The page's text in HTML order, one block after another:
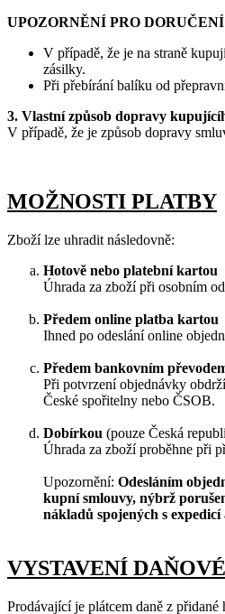
UPOZORNĚNÍ PRO
V případě, že je na straně
zásilky.
Při přebírání balíku od
3. Vlastní způsob dopravy
V případě, že je způsob dopravy
MOŽNOSTI PLATBY
Zboží lze uhradit následovně:
Hotově nebo platební kartou
Úhrada za zboží při osobním
Předem online platba kartou
Ihned po odeslání online
Předem bankovním
Při potvrzení objednávky
České spořitelny nebo ČSOB.
Dobírkou (pouze Česká
Úhrada za zboží proběhne při
Upozornění: Odesláním
kupní smlouvy, nýbrž
nákladů spojených s expedicí
VYSTAVENÍ
Prodávající je plátcem daně z